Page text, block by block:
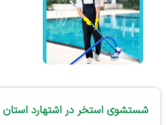
شستشوی استخر در اشتهارد استان